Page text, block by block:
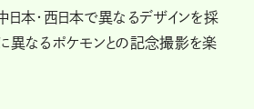
日本・西日本で異なるデザインを採
に異なるポケモンとの記念撮影を楽